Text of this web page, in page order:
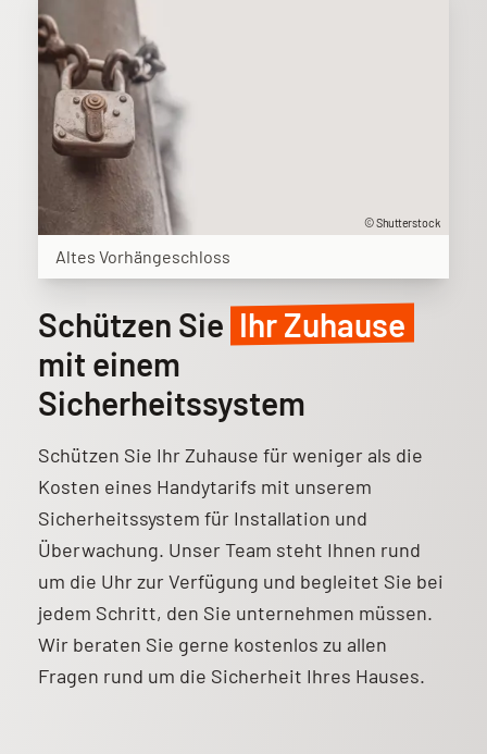
© Shutterstock
Altes Vorhängeschloss
Schützen Sie Ihr Zuhause
mit einem
Sicherheitssystem
Schützen Sie Ihr Zuhause für weniger als die
Kosten eines Handytarifs mit unserem
Sicherheitssystem für Installation und
Überwachung. Unser Team steht Ihnen rund
um die Uhr zur Verfügung und begleitet Sie bei
jedem Schritt, den Sie unternehmen müssen.
Wir beraten Sie gerne kostenlos zu allen
Fragen rund um die Sicherheit Ihres Hauses.